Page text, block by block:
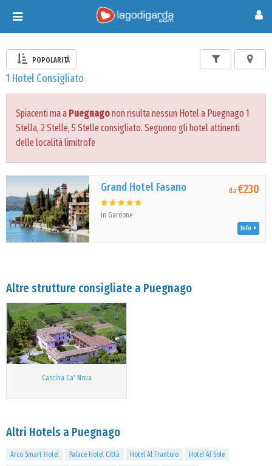
Toggle
navigation
POPOLARITÀ
1 Hotel Consigliato
Spiacenti ma a Puegnagonon risulta nessun Hotel a Puegnago 1
Stella, 2 Stelle, 5 Stelle consigliato. Seguono gli hotel attinenti
delle località limitrofe
Grand Hotel Fasano
in Gardone
da€230
Info
Altre strutture consigliate a Puegnago
Cascina Ca' Nova
Altri Hotels a Puegnago
Arco Smart Hotel Palace Hotel Città Hotel Al Frantoio
Hotel Al Sole